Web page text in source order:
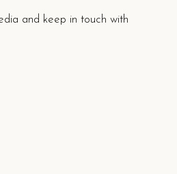
and keep in touch with